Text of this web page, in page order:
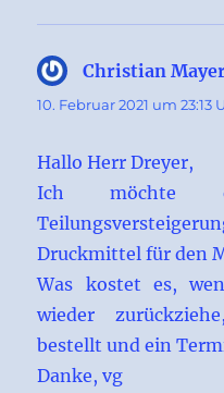
Christian
10. Februar 2021 um 23:13
Hallo Herr Dreyer,
Ich möchte
Druckmittel für den
Was kostet es,
wieder
bestellt und ein
Danke, vg